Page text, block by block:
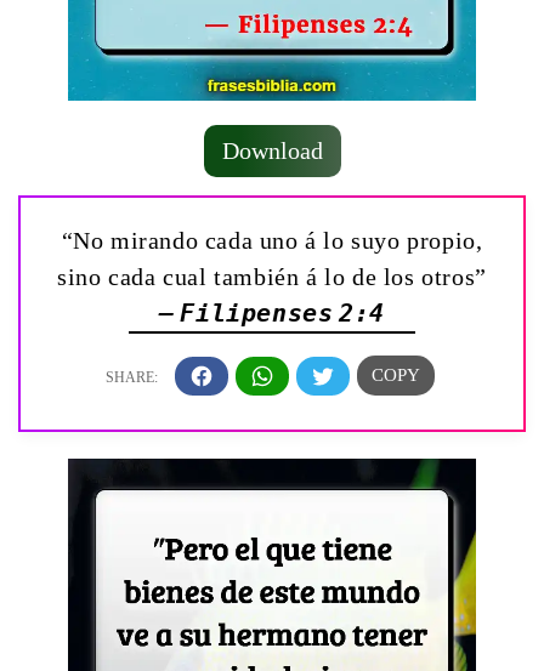
Download
“No mirando cada uno á lo suyo propio,
sino cada cual también á lo de los otros”
— Filipenses 2:4